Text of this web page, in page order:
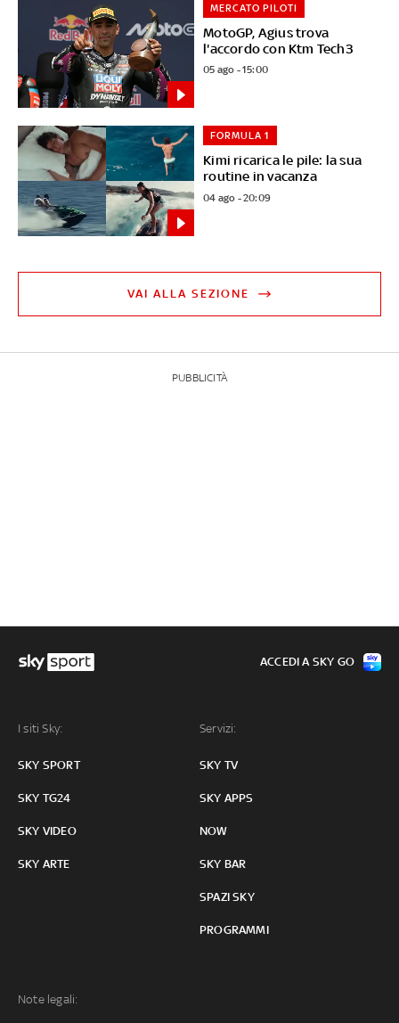
MotoGP, Agius trova
l'accordo con Ktm Tech3
MERCATO PILOTI
05 ago - 15:00
Kimi ricarica le pile: la sua
routine in vacanza
FORMULA 1
04 ago - 20:09
VAI ALLA SEZIONE
PUBBLICITÀ
I siti Sky:
SKY SPORT
SKY TG24
SKY VIDEO
SKY ARTE
Servizi:
SKY TV
SKY APPS
NOW
SKY BAR
SPAZI SKY
PROGRAMMI
Note legali:
ACCEDI A SKY GO